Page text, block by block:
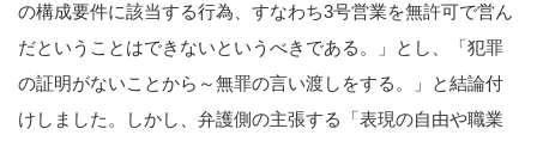
の構成要件に該当する行為、すなわち3号営業を無許可で営ん
だということはできないというべきである。」とし、「犯罪
の証明がないことから～無罪の言い渡しをする。」と結論付
けしました。しかし、弁護側の主張する「表現の自由や職業